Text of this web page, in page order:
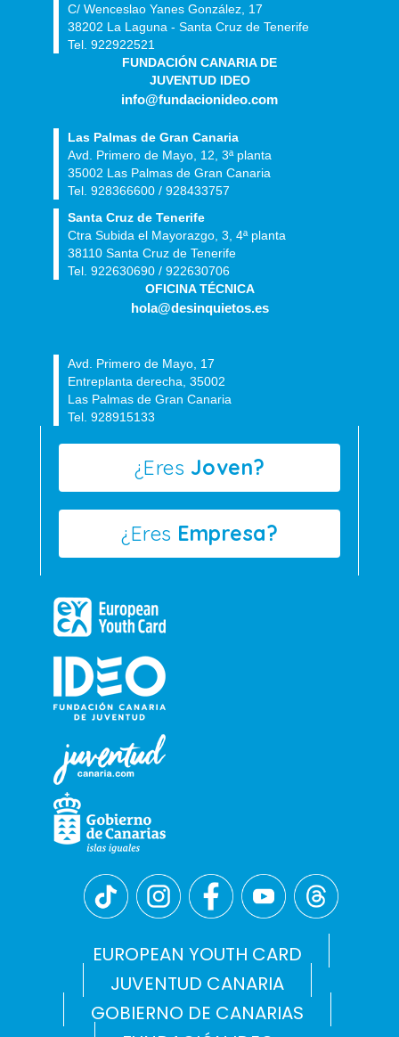
C/ Wenceslao Yanes González, 17
38202 La Laguna - Santa Cruz de Tenerife
Tel. 922922521
FUNDACIÓN CANARIA DE
JUVENTUD IDEO
info@fundacionideo.com
Las Palmas de Gran Canaria
Avd. Primero de Mayo, 12, 3ª planta
35002 Las Palmas de Gran Canaria
Tel. 928366600 / 928433757
Santa Cruz de Tenerife
Ctra Subida el Mayorazgo, 3, 4ª planta
38110 Santa Cruz de Tenerife
Tel. 922630690 / 922630706
OFICINA TÉCNICA
hola@desinquietos.es
Avd. Primero de Mayo, 17
Entreplanta derecha, 35002
Las Palmas de Gran Canaria
Tel. 928915133
¿Eres Joven?
¿Eres Empresa?
EUROPEAN YOUTH CARD
JUVENTUD CANARIA
GOBIERNO DE CANARIAS